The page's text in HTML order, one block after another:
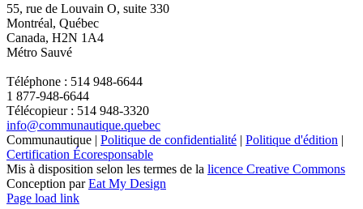
55, rue de Louvain O, suite 330
Montréal, Québec
Canada, H2N 1A4
Métro Sauvé
Téléphone : 514 948-6644
1 877-948-6644
Télécopieur : 514 948-3320
info@communautique.quebec
Communautique | Politique de confidentialité | Politique d'édition |
Certification Écoresponsable
Mis à disposition selon les termes de la licence Creative Commons
Conception parEat My Design
Facebook
YouTube
LinkedIn
Email
Page load link